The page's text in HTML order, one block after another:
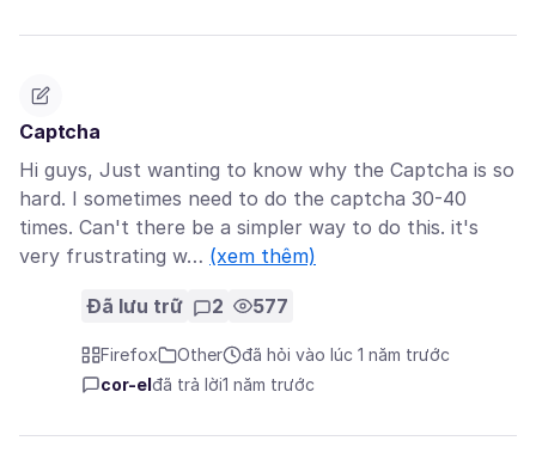
Captcha
Hi guys, Just wanting to know why the Captcha is so
hard. I sometimes need to do the captcha 30-40
times. Can't there be a simpler way to do this. it's
very frustrating w… (xem thêm)
Đã lưu trữ 2 577
Firefox Other
đã hỏi vào lúc 1 năm trước
cor-el đã trả lời1 năm trước